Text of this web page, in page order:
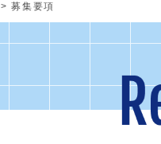
>募集要項